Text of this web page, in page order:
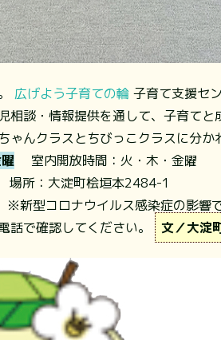
広げよう子育ての輪 子育て支援セ
相談・情報提供を通して、子育て
んクラスとちびっこクラスに分か
室内開放時間： 火・木・
場所： 大淀町桧垣本2484-1 （
ナウイルス感染症の影響で、
で確認してください。
文／大淀